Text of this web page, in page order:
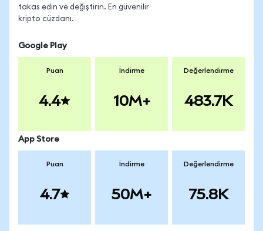
takas edin ve değiştirin. En güvenilir
kripto cüzdanı.
Google Play
Puan
4.4
İndirme
10M+
Değerlendirme
483.7K
App Store
Puan
4.7
İndirme
50M+
Değerlendirme
75.8K